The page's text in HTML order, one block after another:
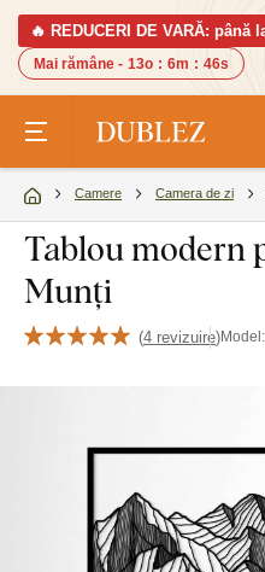
🔥 REDUCERI DE VARĂ: până
Mai rămâne - 13o : 6m : 46s
Camere Camera de zi
Tablou modern
Munți
(4 revizuire)Model: